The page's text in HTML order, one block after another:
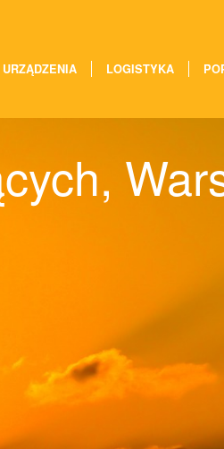
URZĄDZENIA LOGISTYKA